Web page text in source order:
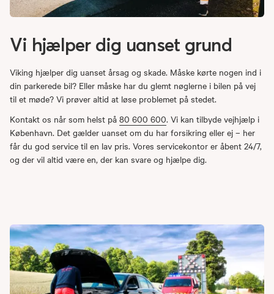
Vi hjælper dig uanset grund
Viking hjælper dig uanset årsag og skade. Måske kørte nogen ind i
din parkerede bil? Eller måske har du glemt nøglerne i bilen på vej
til et møde? Vi prøver altid at løse problemet på stedet.
Kontakt os når som helst på 80 600 600. Vi kan tilbyde vejhjælp i
København. Det gælder uanset om du har forsikring eller ej – her
får du god service til en lav pris. Vores servicekontor er åbent 24/7,
og der vil altid være en, der kan svare og hjælpe dig.